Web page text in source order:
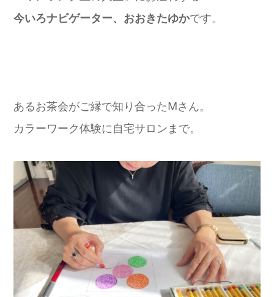
今いろナビゲーター、おおきたゆかです。
あるお茶会がご縁で知り合ったMさん。
カラーワーク体験に自宅サロンまで。